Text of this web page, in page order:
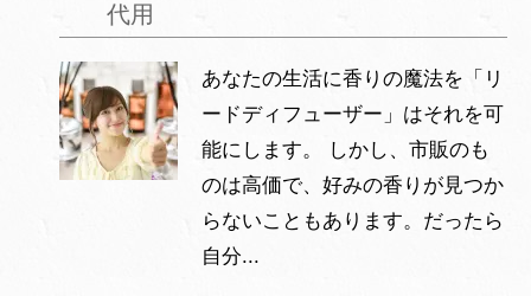
代用
あなたの生活に香りの魔法を「リ
ードディフューザー」はそれを可
能にします。 しかし、市販のも
のは高価で、好みの香りが見つか
らないこともあります。だったら
自分...